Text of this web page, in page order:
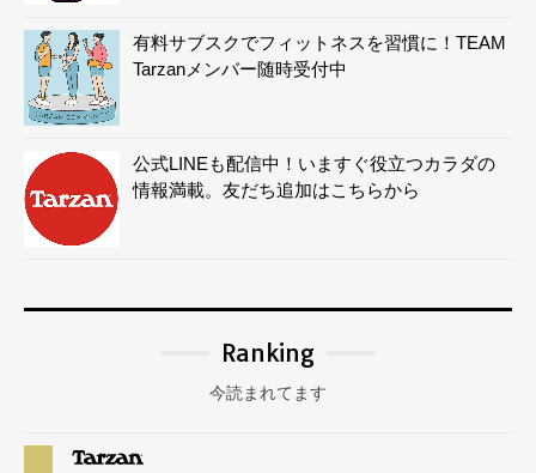
有料サブスクでフィットネスを習慣に！TEAM
Tarzanメンバー随時受付中
公式LINEも配信中！いますぐ役立つカラダの
情報満載。友だち追加はこちらから
Ranking
今読まれてます